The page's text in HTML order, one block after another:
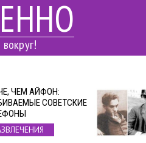
ЧЕМ АЙФОН:
СОВЕТСКИЕ